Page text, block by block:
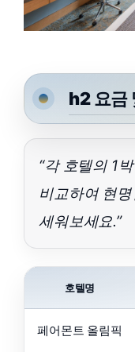
h2 요금
“각 호텔의 1
비교하여 현
세워보세요.”
호텔명
페어몬트 올림픽